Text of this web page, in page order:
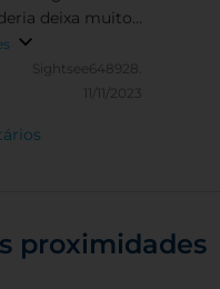
deixa muito
espaçosos e
valores altos.
Sightsee648928.
11/11/2023
proximidades